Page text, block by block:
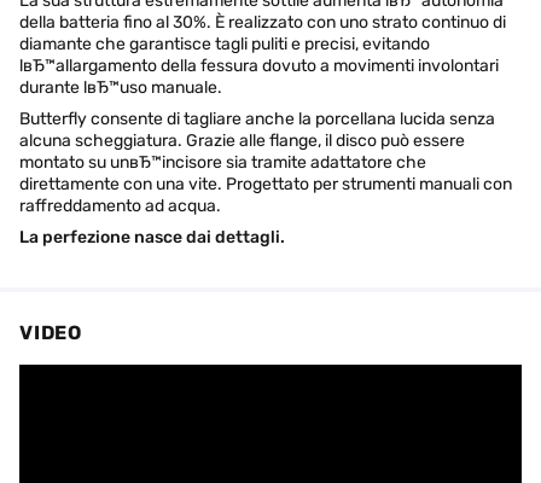
della batteria fino al 30%. È realizzato con uno strato continuo di
diamante che garantisce tagli puliti e precisi, evitando
lвЂ™allargamento della fessura dovuto a movimenti involontari
durante lвЂ™uso manuale.
Butterfly consente di tagliare anche la porcellana lucida senza
alcuna scheggiatura. Grazie alle flange, il disco può essere
montato su unвЂ™incisore sia tramite adattatore che
direttamente con una vite. Progettato per strumenti manuali con
raffreddamento ad acqua.
La perfezione nasce dai dettagli.
VIDEO